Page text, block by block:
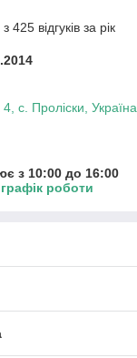
425 відгуків за рік
с. Проліски, Україна
з 10:00 до 16:00
роботи